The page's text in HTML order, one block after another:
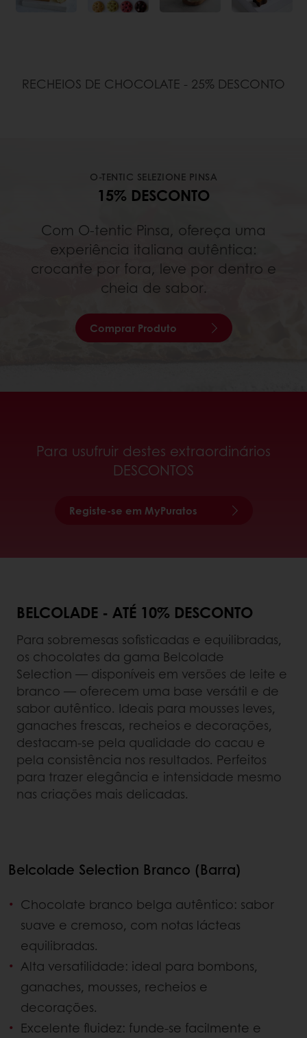
RECHEIOS DE CHOCOLATE - 25% DESCONTO
O-TENTIC SELEZIONE PINSA
15% DESCONTO
Com O-tentic Pinsa, ofereça uma
experiência italiana autêntica:
crocante por fora, leve por dentro e
cheia de sabor.
Comprar Produto
Para usufruir destes extraordinários
DESCONTOS
Registe-se em MyPuratos
BELCOLADE - ATÉ 10% DESCONTO
Para sobremesas sofisticadas e equilibradas,
os chocolates da gama Belcolade
Selection — disponíveis em versões de leite e
branco — oferecem uma base versátil e de
sabor autêntico. Ideais para mousses leves,
ganaches frescas, recheios e decorações,
destacam-se pela qualidade do cacau e
pela consistência nos resultados. Perfeitos
para trazer elegância e intensidade mesmo
nas criações mais delicadas.
Belcolade Selection Branco (Barra)
Chocolate branco belga autêntico: sabor
suave e cremoso, com notas lácteas
equilibradas.
Alta versatilidade: ideal para bombons,
ganaches, mousses, recheios e
decorações.
Excelente fluidez: funde-se facilmente e